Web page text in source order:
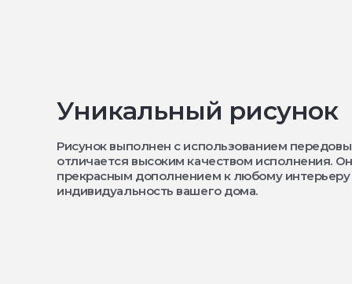
Уникальный рисунок
Рисунок выполнен с использованием
отличается высоким качеством исполнения.
прекрасным дополнением к любому
индивидуальность вашего дома.